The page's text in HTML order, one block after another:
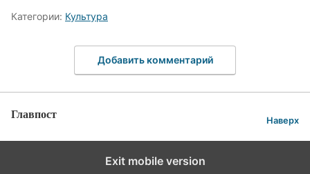
Категории: Культура
Добавить комментарий
Главпост Наверх
Exit mobile version